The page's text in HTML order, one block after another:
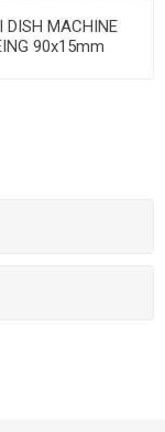
DISH MACHINE
90x15mm